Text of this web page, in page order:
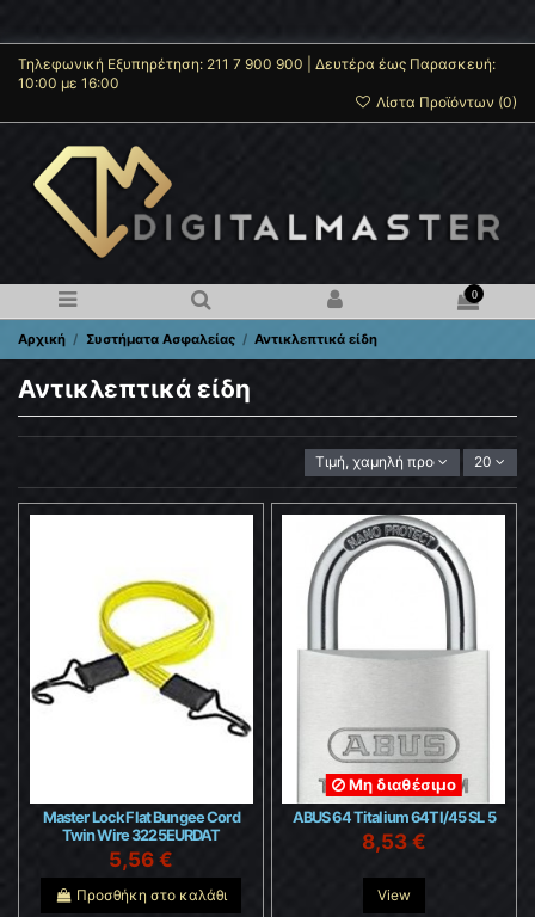
Τηλεφωνική Εξυπηρέτηση: 211 7 900 900 | Δευτέρα έως Παρασκευή:
10:00 με 16:00
Λίστα Προϊόντων (0)
0
Αρχική Συστήματα Ασφαλείας Αντικλεπτικά είδη
Αντικλεπτικά είδη
Τιμή, χαμηλή προς υψηλή
20
Master Lock Flat Bungee Cord
Twin Wire 3225EURDAT
5,56 €
Προσθήκη στο καλάθι
Μη διαθέσιμο
ABUS 64 Titalium 64TI/45 SL 5
8,53 €
View